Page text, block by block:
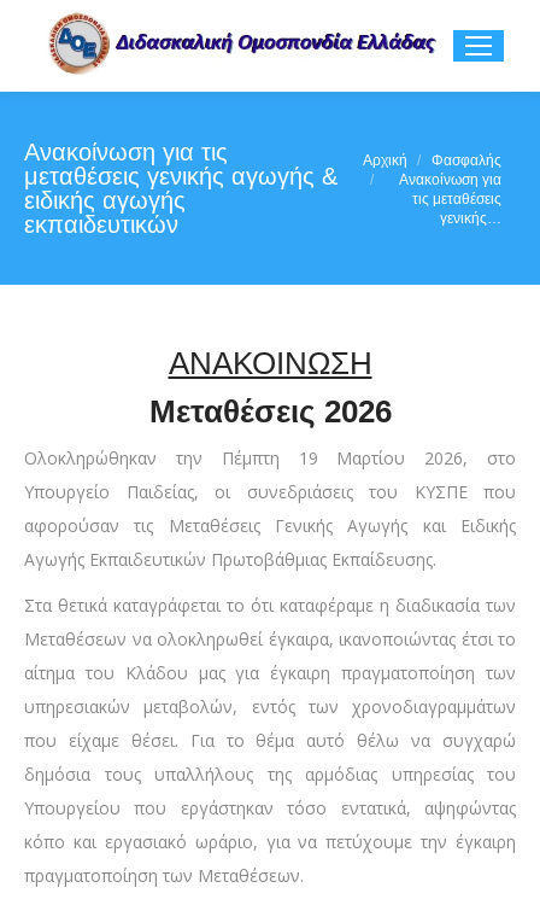
Ανακοίνωση για τις
μεταθέσεις γενικής αγωγής &
ειδικής αγωγής
εκπαιδευτικών
You are here:
Αρχική
Φασφαλής
Ανακοίνωση για
τις μεταθέσεις
γενικής…
ΑΝΑΚΟΙΝΩΣΗ
Μεταθέσεις 2026
Ολοκληρώθηκαν την Πέμπτη 19 Μαρτίου 2026, στο
Υπουργείο Παιδείας, οι συνεδριάσεις του ΚΥΣΠΕ που
αφορούσαν τις Μεταθέσεις Γενικής Αγωγής και Ειδικής
Αγωγής Εκπαιδευτικών Πρωτοβάθμιας Εκπαίδευσης.
Στα θετικά καταγράφεται το ότι καταφέραμε η διαδικασία των
Μεταθέσεων να ολοκληρωθεί έγκαιρα, ικανοποιώντας έτσι το
αίτημα του Κλάδου μας για έγκαιρη πραγματοποίηση των
υπηρεσιακών μεταβολών, εντός των χρονοδιαγραμμάτων
που είχαμε θέσει. Για το θέμα αυτό θέλω να συγχαρώ
δημόσια τους υπαλλήλους της αρμόδιας υπηρεσίας του
Υπουργείου που εργάστηκαν τόσο εντατικά, αψηφώντας
κόπο και εργασιακό ωράριο, για να πετύχουμε την έγκαιρη
πραγματοποίηση των Μεταθέσεων.